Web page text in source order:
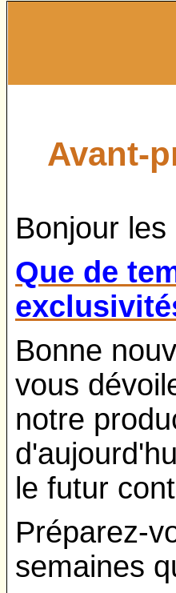
Avant-
Bonjour
Que de
Bonne
vous
notre
le futur
Préparez-
semaines